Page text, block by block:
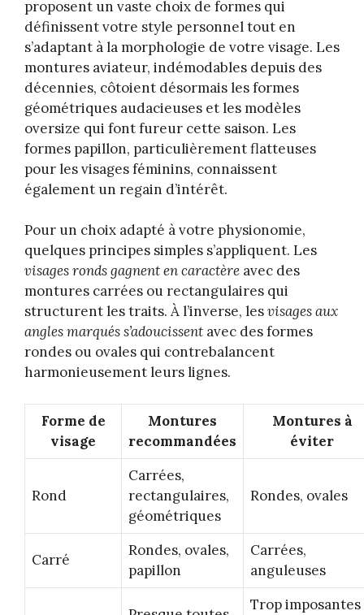
proposent un vaste choix de formes qui
définissent votre style personnel tout en
s’adaptant à la morphologie de votre visage. Les
montures aviateur, indémodables depuis des
décennies, côtoient désormais les formes
géométriques audacieuses et les modèles
oversize qui font fureur cette saison. Les
formes papillon, particulièrement flatteuses
pour les visages féminins, connaissent
également un regain d’intérêt.
Pour un choix adapté à votre physionomie,
quelques principes simples s’appliquent. Les
visages ronds gagnent en caractère avec des
montures carrées ou rectangulaires qui
structurent les traits. À l’inverse, lesvisages aux
angles marqués s’adoucissent avec des formes
rondes ou ovales qui contrebalancent
harmonieusement leurs lignes.
Forme de
visage
Montures
recommandées
Montures à
éviter
Rond
Carrées,
rectangulaires,
géométriques
Rondes, ovales
Carré
Rondes, ovales,
papillon
Carrées,
anguleuses
Trop imposantes